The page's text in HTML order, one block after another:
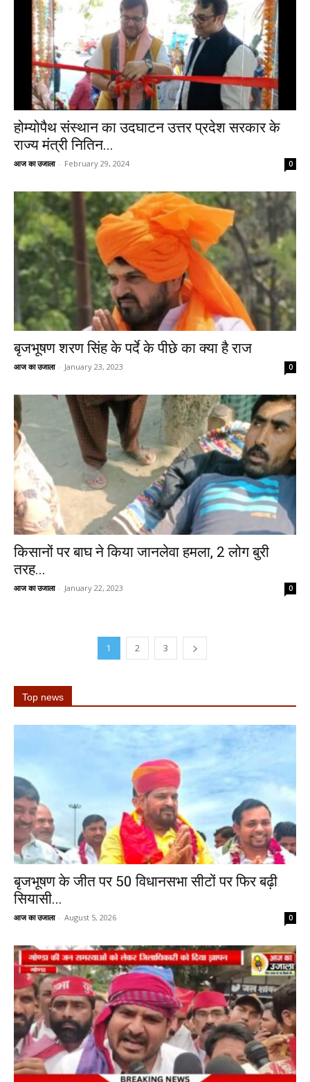
होम्योपैथ संस्थान का उदघाटन उत्तर प्रदेश सरकार के
राज्य मंत्री नितिन...
आज का उजाला - February 29, 2024 0
बृजभूषण शरण सिंह के पर्दे के पीछे का क्या है राज
आज का उजाला - January 23, 2023 0
किसानों पर बाघ ने किया जानलेवा हमला, 2 लोग बुरी
तरह...
आज का उजाला - January 22, 2023 0
1 2 3
Top news
बृजभूषण के जीत पर 50 विधानसभा सीटों पर फिर बढ़ी
सियासी...
आज का उजाला - August 5, 2026 0